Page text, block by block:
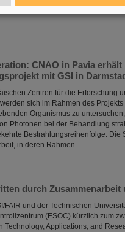
CNAO in Pavia
mit GSI in
Zentren für die Erforschung
sich im Rahmen des Projekts
Organismus zu
Photonen bei der Behandlung
Bestrahlungsreihenfolge. Die
in deren Rahmen....
durch Zusammenarbeit
FAIR und der Technischen
(ESOC) kürzlich zum
Technology, Applications, and